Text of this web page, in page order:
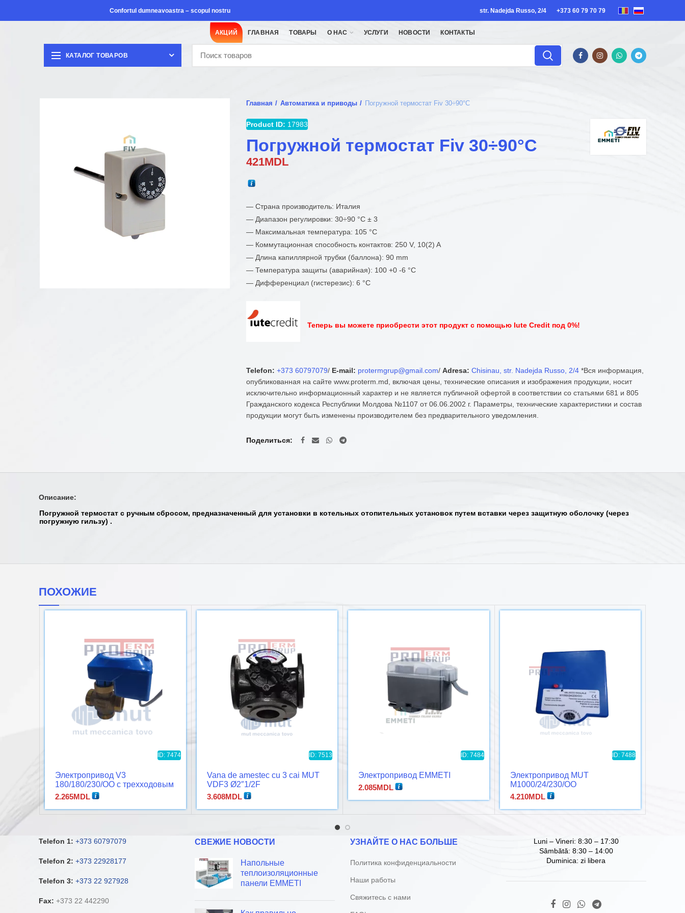
Confortul dumneavoastra – scopul nostru str. Nadejda Russo, 2/4 +373 60 79 70 79
АКЦИЙ ГЛАВНАЯ ТОВАРЫ О НАС УСЛУГИ НОВОСТИ КОНТАКТЫ
КАТАЛОГ ТОВАРОВ
Главная Автоматика и приводы Погружной термостат Fiv 30÷90°C
Product ID: 17983
Погружной термостат Fiv 30÷90°C
421MDL
— Страна производитель: Италия
— Диапазон регулировки: 30÷90 °C ± 3
— Максимальная температура: 105 °C
— Коммутационная способность контактов: 250 V, 10(2) A
— Длина капиллярной трубки (баллона): 90 mm
— Температура защиты (аварийная): 100 +0 -6 °C
— Дифференциал (гистерезис): 6 °C
Теперь вы можете приобрести этот продукт с помощью Iute Credit под 0%!
Telefon: +373 60797079/ E-mail: protermgrup@gmail.com/Adresa: Chisinau, str. Nadejda Russo, 2/4 *Вся информация,
опубликованная на сайте www.proterm.md, включая цены, технические описания и изображения продукции, носит
исключительно информационный характер и не является публичной офертой в соответствии со статьями 681 и 805
Гражданского кодекса Республики Молдова №1107 от 06.06.2002 г. Параметры, технические характеристики и состав
продукции могут быть изменены производителем без предварительного уведомления.
Поделиться
Описание:
Погружной термостат с ручным сбросом, предназначенный для установки в котельных отопительных установок путем вставки через защитную оболочку (через
погружную гильзу) .
ПОХОЖИЕ
ID: 7474
Электропривод V3
180/180/230/OO с трехходовым
2.265MDL
ID: 7513
Vana de amestec cu 3 cai MUT
VDF3 Ø2″1/2F
3.608MDL
ID: 7484
Электропривод EMMETI
2.085MDL
ID: 7488
Электропривод MUT
M1000/24/230/OO
4.210MDL
Telefon 1: +373 60797079
Telefon 2: +373 22928177
Telefon 3: +373 22 927928
Fax: +373 22 442290
СВЕЖИЕ НОВОСТИ
Напольные
теплоизоляционные
панели EMMETI
УЗНАЙТЕ О НАС БОЛЬШЕ
Политика конфиденциальности
Наши работы
Свяжитесь с нами
Luni – Vineri: 8:30 – 17:30
Sâmbătă: 8:30 – 14:00
Duminica: zi libera